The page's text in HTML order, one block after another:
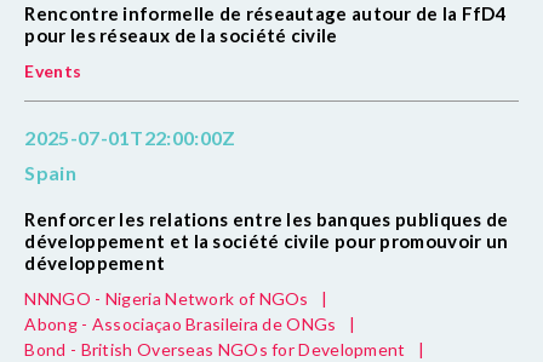
Rencontre informelle de réseautage autour de la FfD4
pour les réseaux de la société civile
Events
2025-07-01T22:00:00Z
Spain
Renforcer les relations entre les banques publiques de
développement et la société civile pour promouvoir un
développement
NNNGO - Nigeria Network of NGOs
|
Abong - Associaçao Brasileira de ONGs
|
Bond - British Overseas NGOs for Development
|